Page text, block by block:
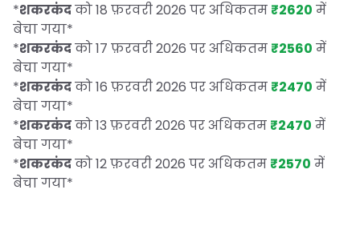
*शकरकंदको 18 फ़रवरी 2026 पर अधिकतम ₹2620 में
बेचा गया*
*शकरकंदको 17 फ़रवरी 2026 पर अधिकतम ₹2560 में
बेचा गया*
*शकरकंदको 16 फ़रवरी 2026 पर अधिकतम ₹2470 में
बेचा गया*
*शकरकंदको 13 फ़रवरी 2026 पर अधिकतम ₹2470 में
बेचा गया*
*शकरकंदको 12 फ़रवरी 2026 पर अधिकतम ₹2570 में
बेचा गया*